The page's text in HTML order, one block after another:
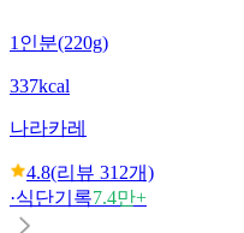
1인분(220g)
337kcal
나라카레
4.8(리뷰 312개)
·식단기록7.4만+